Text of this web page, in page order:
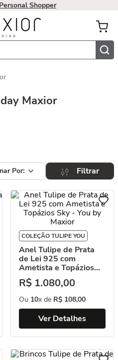
Shopper
Maxior
Filtrar
COLEÇÃO TULIPE YOU
Anel Tulipe de Prata
de Lei 925 com
Ametista e Topázios
Sky - You by Maxior
R$ 1.080,00
Ou 10x de R$ 108,00
Ver Detalhes